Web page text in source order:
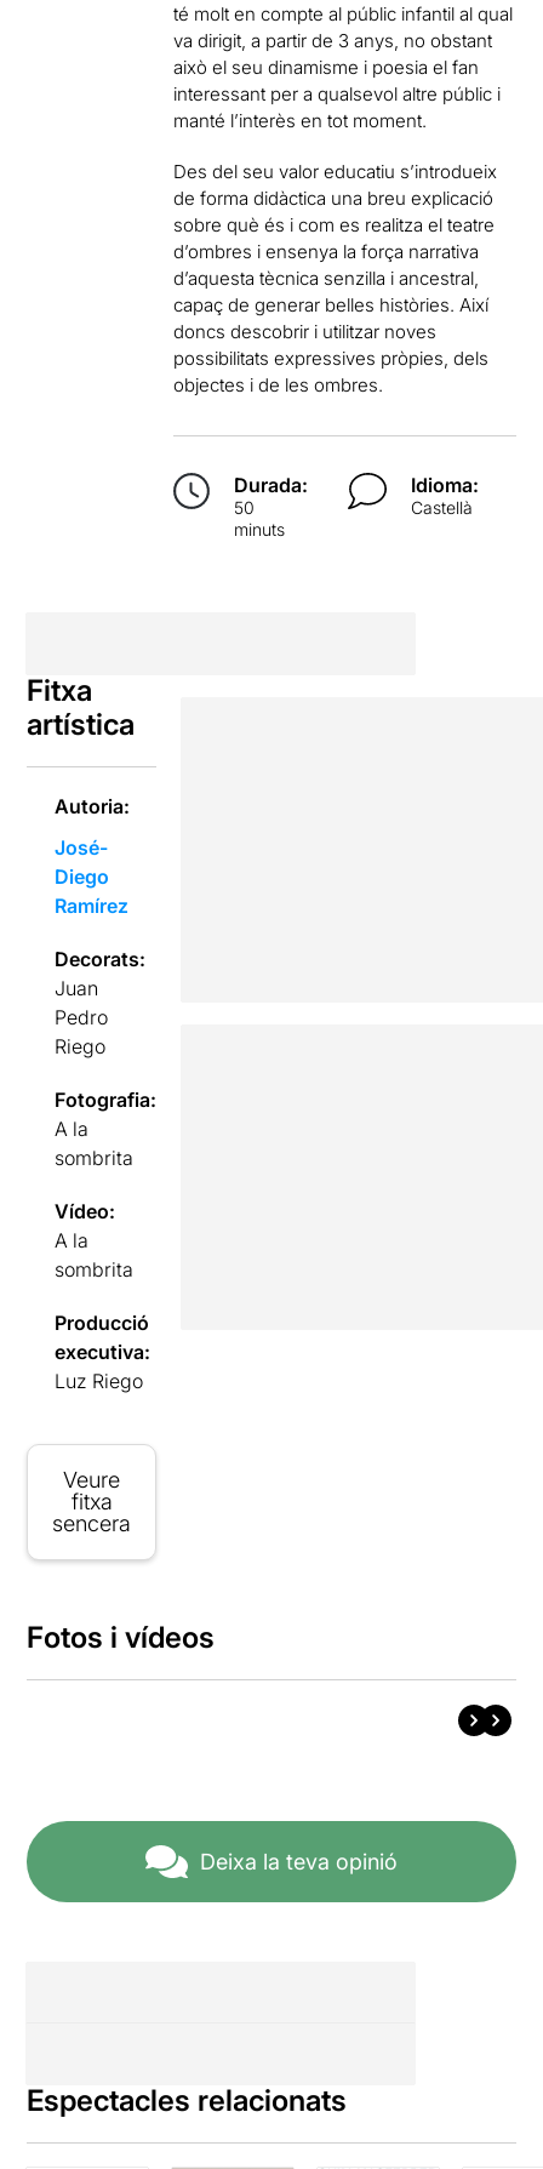
té molt en compte al públic infantil al qual
va dirigit, a partir de 3 anys, no obstant
això el seu dinamisme i poesia el fan
interessant per a qualsevol altre públic i
manté l’interès en tot moment.
Des del seu valor educatiu s’introdueix
de forma didàctica una breu explicació
sobre què és i com es realitza el teatre
d’ombres i ensenya la força narrativa
d’aquesta tècnica senzilla i ancestral,
capaç de generar belles històries. Així
doncs descobrir i utilitzar noves
possibilitats expressives pròpies, dels
objectes i de les ombres.
Durada:
50
minuts
Idioma:
Castellà
Fitxa
artística
Autoria:
José-
Diego
Ramírez
Decorats:
Juan
Pedro
Riego
Fotografia:
A la
sombrita
Vídeo:
A la
sombrita
Producció
executiva:
Luz Riego
Veure
fitxa
sencera
Fotos i vídeos
Deixa la teva opinió
Espectacles relacionats